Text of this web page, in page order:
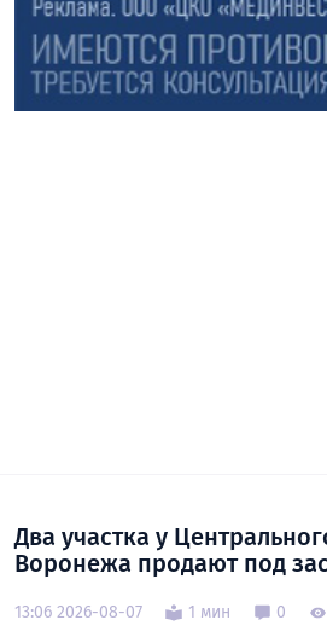
Два участка у
Воронежа продают под
13:06 2026-08-07 1 мин 0